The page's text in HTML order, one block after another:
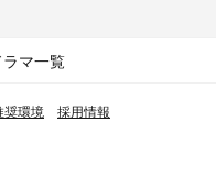
ラマ一覧
奨環境 採用情報